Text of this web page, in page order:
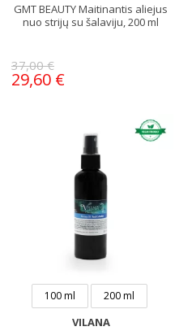
GMT BEAUTY Maitinantis aliejus
nuo strijų su šalaviju, 200 ml
37,00 €
29,60 €
100 ml 200 ml
VILANA